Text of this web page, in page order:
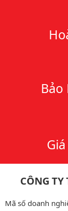
Bảo
CÔNG
Mã số doanh